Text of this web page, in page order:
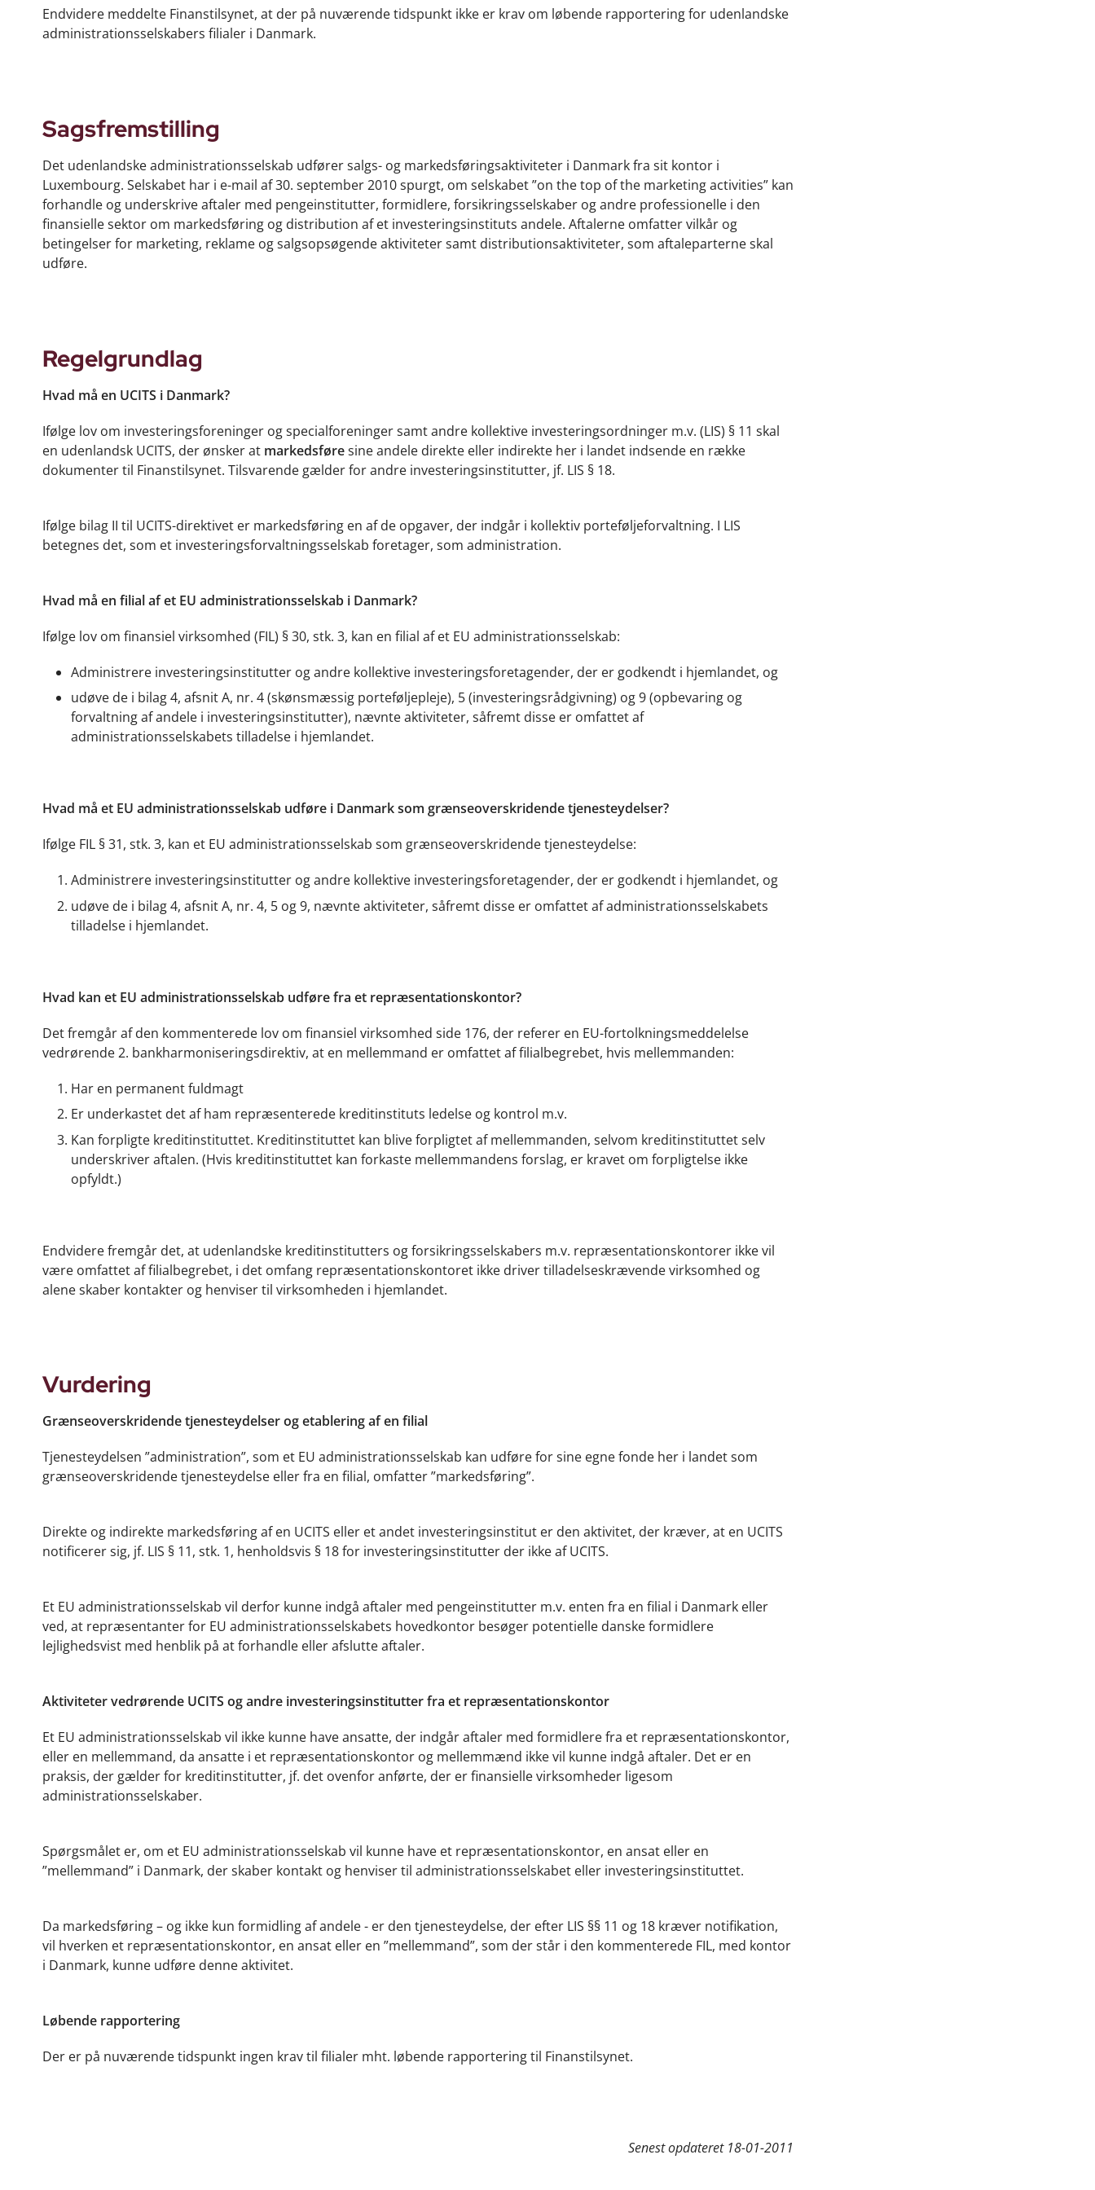
Endvidere meddelte Finanstilsynet, at der på nuværende tidspunkt ikke er krav om løbende rapportering for udenlandske
administrationsselskabers filialer i Danmark.
Sagsfremstilling
Det udenlandske administrationsselskab udfører salgs- og markedsføringsaktiviteter i Danmark fra sit kontor i
Luxembourg. Selskabet har i e-mail af 30. september 2010 spurgt, om selskabet ”on the top of the marketing activities” kan
forhandle og underskrive aftaler med pengeinstitutter, formidlere, forsikringsselskaber og andre professionelle i den
finansielle sektor om markedsføring og distribution af et investeringsinstituts andele. Aftalerne omfatter vilkår og
betingelser for marketing, reklame og salgsopsøgende aktiviteter samt distributionsaktiviteter, som aftaleparterne skal
udføre.
Regelgrundlag
Hvad må en UCITS i Danmark?
Ifølge lov om investeringsforeninger og specialforeninger samt andre kollektive investeringsordninger m.v. (LIS) § 11 skal
en udenlandsk UCITS, der ønsker at markedsføresine andele direkte eller indirekte her i landet indsende en række
dokumenter til Finanstilsynet. Tilsvarende gælder for andre investeringsinstitutter, jf. LIS § 18.
Ifølge bilag II til UCITS-direktivet er markedsføring en af de opgaver, der indgår i kollektiv porteføljeforvaltning. I LIS
betegnes det, som et investeringsforvaltningsselskab foretager, som administration.
Hvad må en filial af et EU administrationsselskab i Danmark?
Ifølge lov om finansiel virksomhed (FIL) § 30, stk. 3, kan en filial af et EU administrationsselskab:
Administrere investeringsinstitutter og andre kollektive investeringsforetagender, der er godkendt i hjemlandet, og
udøve de i bilag 4, afsnit A, nr. 4 (skønsmæssig porteføljepleje), 5 (investeringsrådgivning) og 9 (opbevaring og
forvaltning af andele i investeringsinstitutter), nævnte aktiviteter, såfremt disse er omfattet af
administrationsselskabets tilladelse i hjemlandet.
Hvad må et EU administrationsselskab udføre i Danmark som grænseoverskridende tjenesteydelser?
Ifølge FIL § 31, stk. 3, kan et EU administrationsselskab som grænseoverskridende tjenesteydelse:
Administrere investeringsinstitutter og andre kollektive investeringsforetagender, der er godkendt i hjemlandet, og
udøve de i bilag 4, afsnit A, nr. 4, 5 og 9, nævnte aktiviteter, såfremt disse er omfattet af administrationsselskabets
tilladelse i hjemlandet.
Hvad kan et EU administrationsselskab udføre fra et repræsentationskontor?
Det fremgår af den kommenterede lov om finansiel virksomhed side 176, der referer en EU-fortolkningsmeddelelse
vedrørende 2. bankharmoniseringsdirektiv, at en mellemmand er omfattet af filialbegrebet, hvis mellemmanden:
Har en permanent fuldmagt
Er underkastet det af ham repræsenterede kreditinstituts ledelse og kontrol m.v.
Kan forpligte kreditinstituttet. Kreditinstituttet kan blive forpligtet af mellemmanden, selvom kreditinstituttet selv
underskriver aftalen. (Hvis kreditinstituttet kan forkaste mellemmandens forslag, er kravet om forpligtelse ikke
opfyldt.)
Endvidere fremgår det, at udenlandske kreditinstitutters og forsikringsselskabers m.v. repræsentationskontorer ikke vil
være omfattet af filialbegrebet, i det omfang repræsentationskontoret ikke driver tilladelseskrævende virksomhed og
alene skaber kontakter og henviser til virksomheden i hjemlandet.
Vurdering
Grænseoverskridende tjenesteydelser og etablering af en filial
Tjenesteydelsen ”administration”, som et EU administrationsselskab kan udføre for sine egne fonde her i landet som
grænseoverskridende tjenesteydelse eller fra en filial, omfatter ”markedsføring”.
Direkte og indirekte markedsføring af en UCITS eller et andet investeringsinstitut er den aktivitet, der kræver, at en UCITS
notificerer sig, jf. LIS § 11, stk. 1, henholdsvis § 18 for investeringsinstitutter der ikke af UCITS.
Et EU administrationsselskab vil derfor kunne indgå aftaler med pengeinstitutter m.v. enten fra en filial i Danmark eller
ved, at repræsentanter for EU administrationsselskabets hovedkontor besøger potentielle danske formidlere
lejlighedsvist med henblik på at forhandle eller afslutte aftaler.
Aktiviteter vedrørende UCITS og andre investeringsinstitutter fra et repræsentationskontor
Et EU administrationsselskab vil ikke kunne have ansatte, der indgår aftaler med formidlere fra et repræsentationskontor,
eller en mellemmand, da ansatte i et repræsentationskontor og mellemmænd ikke vil kunne indgå aftaler. Det er en
praksis, der gælder for kreditinstitutter, jf. det ovenfor anførte, der er finansielle virksomheder ligesom
administrationsselskaber.
Spørgsmålet er, om et EU administrationsselskab vil kunne have et repræsentationskontor, en ansat eller en
”mellemmand” i Danmark, der skaber kontakt og henviser til administrationsselskabet eller investeringsinstituttet.
Da markedsføring – og ikke kun formidling af andele - er den tjenesteydelse, der efter LIS §§ 11 og 18 kræver notifikation,
vil hverken et repræsentationskontor, en ansat eller en ”mellemmand”, som der står i den kommenterede FIL, med kontor
i Danmark, kunne udføre denne aktivitet.
Løbende rapportering
Der er på nuværende tidspunkt ingen krav til filialer mht. løbende rapportering til Finanstilsynet.
Senest opdateret 18-01-2011